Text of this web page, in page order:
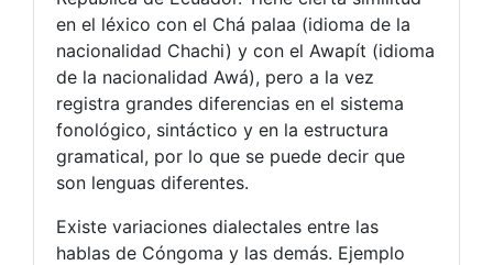
en el léxico con el Chá palaa (idioma de la
nacionalidad Chachi) y con el Awapít (idioma
de la nacionalidad Awá), pero a la vez
registra grandes diferencias en el sistema
fonológico, sintáctico y en la estructura
gramatical, por lo que se puede decir que
son lenguas diferentes.
Existe variaciones dialectales entre las
hablas de Cóngoma y las demás. Ejemplo